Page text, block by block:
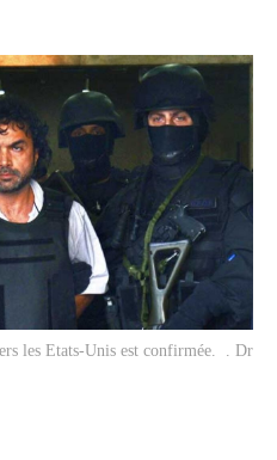
les Etats-Unis est confirmée. . Dr